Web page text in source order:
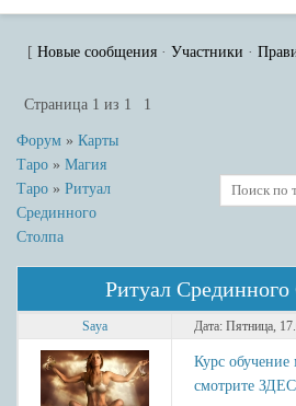
[ Новые сообщения · Участники ·
Страница 1 из 1 1
Форум » Карты
Таро » Магия
Таро » Ритуал
Срединного
Столпа
Ритуал Срединного
Saya Дата: Пятница,
Курс обучение
смотрите